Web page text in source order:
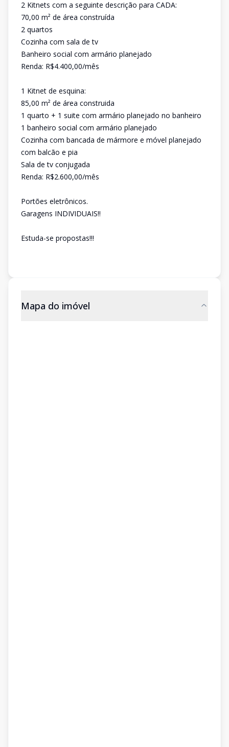
2 Kitnets com a seguinte descrição para CADA:
70,00 m² de área construída
2 quartos
Cozinha com sala de tv
Banheiro social com armário planejado
Renda: R$4.400,00/mês
1 Kitnet de esquina:
85,00 m² de área construida
1 quarto + 1 suite com armário planejado no banheiro
1 banheiro social com armário planejado
Cozinha com bancada de mármore e móvel planejado
com balcão e pia
Sala de tv conjugada
Renda: R$2.600,00/mês
Portões eletrônicos.
Garagens INDIVIDUAIS!!
Estuda-se propostas!!!
Mapa do imóvel